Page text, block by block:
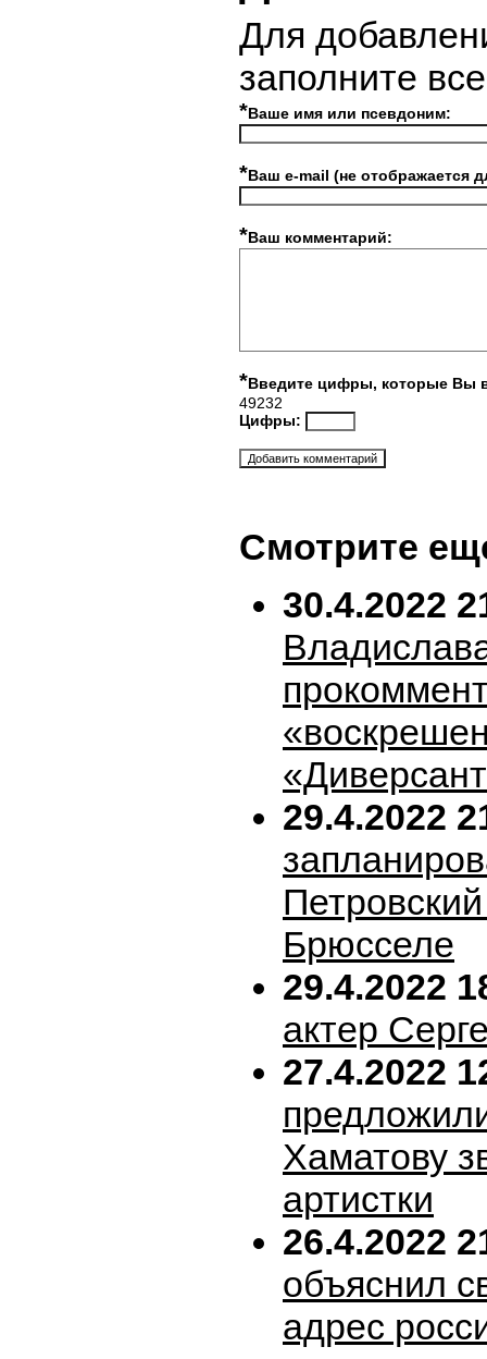
Для
заполните
*Ваше имя или псевдоним:
*Ваш e-mail (не отображается
*Ваш комментарий:
*Введите цифры, которые Вы
49232
Цифры:
Смотрите
30.4.2022
29.4.2022
Брюсселе
29.4.2022
актер
27.4.2022
Хаматову
артистки
26.4.2022
объяснил
адрес